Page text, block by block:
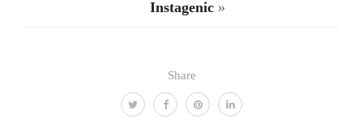
Share
Instagenic »